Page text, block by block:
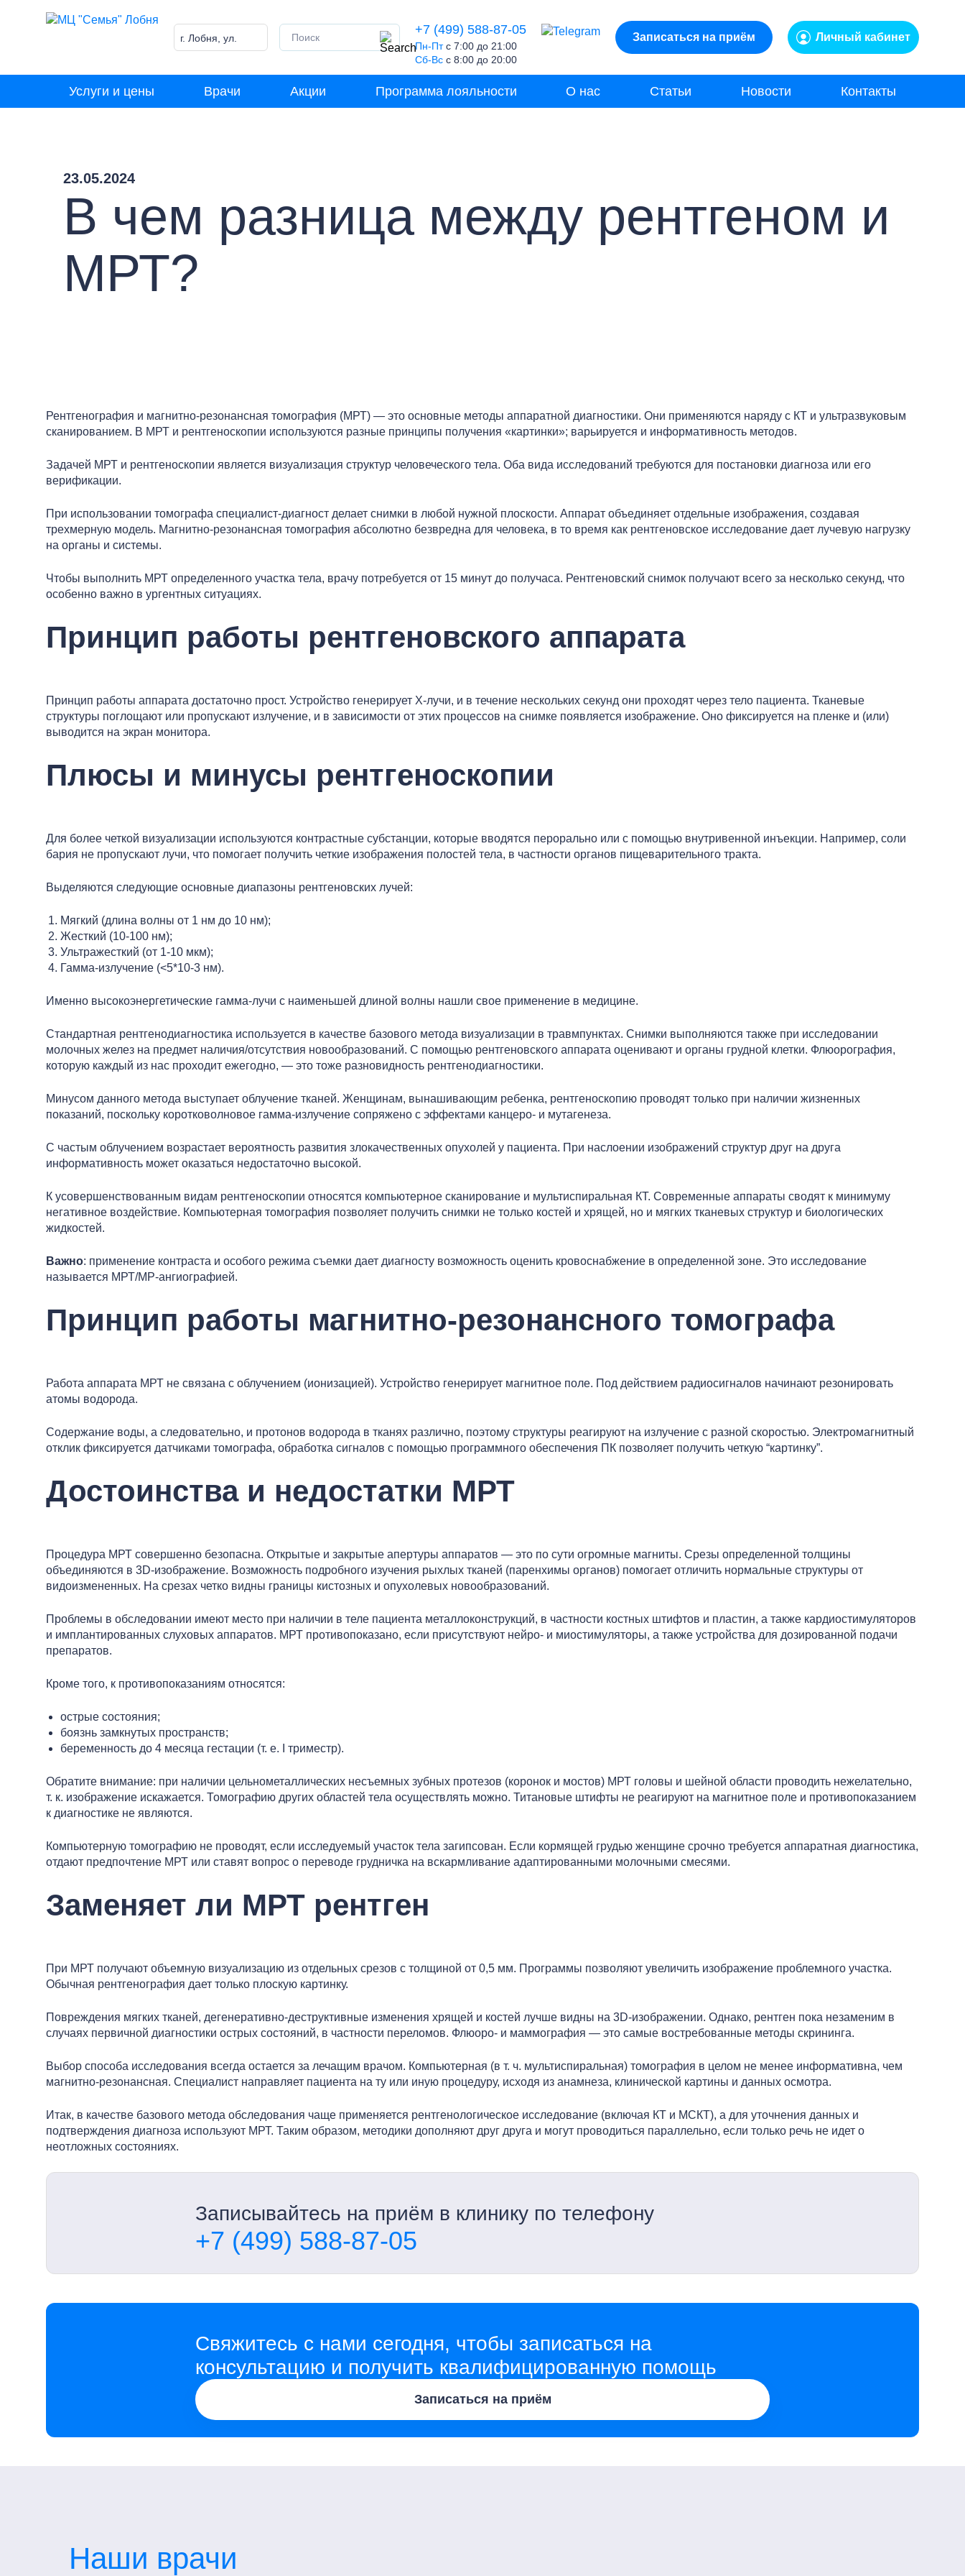
г. Лобня, ул.
Победы, 18
+7 (499) 588-87-05
Пн-Птс 7:00 до 21:00
Сб-Вс с 8:00 до 20:00
Записаться на приём Личный кабинет
Услуги и цены Врачи Акции Программа лояльности О нас Статьи Новости Контакты
23.05.2024
В чем разница между рентгеном и
МРТ?
Рентгенография и магнитно-резонансная томография (МРТ) — это основные методы аппаратной диагностики. Они применяются наряду с КТ и ультразвуковым
сканированием. В МРТ и рентгеноскопии используются разные принципы получения «картинки»; варьируется и информативность методов.
Задачей МРТ и рентгеноскопии является визуализация структур человеческого тела. Оба вида исследований требуются для постановки диагноза или его
верификации.
При использовании томографа специалист-диагност делает снимки в любой нужной плоскости. Аппарат объединяет отдельные изображения, создавая
трехмерную модель. Магнитно-резонансная томография абсолютно безвредна для человека, в то время как рентгеновское исследование дает лучевую нагрузку
на органы и системы.
Чтобы выполнить МРТ определенного участка тела, врачу потребуется от 15 минут до получаса. Рентгеновский снимок получают всего за несколько секунд, что
особенно важно в ургентных ситуациях.
Принцип работы рентгеновского аппарата
Принцип работы аппарата достаточно прост. Устройство генерирует Х-лучи, и в течение нескольких секунд они проходят через тело пациента. Тканевые
структуры поглощают или пропускают излучение, и в зависимости от этих процессов на снимке появляется изображение. Оно фиксируется на пленке и (или)
выводится на экран монитора.
Плюсы и минусы рентгеноскопии
Для более четкой визуализации используются контрастные субстанции, которые вводятся перорально или с помощью внутривенной инъекции. Например, соли
бария не пропускают лучи, что помогает получить четкие изображения полостей тела, в частности органов пищеварительного тракта.
Выделяются следующие основные диапазоны рентгеновских лучей:
Мягкий (длина волны от 1 нм до 10 нм);
Жесткий (10-100 нм);
Ультражесткий (от 1-10 мкм);
Гамма-излучение (<5*10-3 нм).
Именно высокоэнергетические гамма-лучи с наименьшей длиной волны нашли свое применение в медицине.
Стандартная рентгенодиагностика используется в качестве базового метода визуализации в травмпунктах. Снимки выполняются также при исследовании
молочных желез на предмет наличия/отсутствия новообразований. С помощью рентгеновского аппарата оценивают и органы грудной клетки. Флюорография,
которую каждый из нас проходит ежегодно, — это тоже разновидность рентгенодиагностики.
Минусом данного метода выступает облучение тканей. Женщинам, вынашивающим ребенка, рентгеноскопию проводят только при наличии жизненных
показаний, поскольку коротковолновое гамма-излучение сопряжено с эффектами канцеро- и мутагенеза.
С частым облучением возрастает вероятность развития злокачественных опухолей у пациента. При наслоении изображений структур друг на друга
информативность может оказаться недостаточно высокой.
К усовершенствованным видам рентгеноскопии относятся компьютерное сканирование и мультиспиральная КТ. Современные аппараты сводят к минимуму
негативное воздействие. Компьютерная томография позволяет получить снимки не только костей и хрящей, но и мягких тканевых структур и биологических
жидкостей.
Важно: применение контраста и особого режима съемки дает диагносту возможность оценить кровоснабжение в определенной зоне. Это исследование
называется МРТ/МР-ангиографией.
Принцип работы магнитно-резонансного томографа
Работа аппарата МРТ не связана с облучением (ионизацией). Устройство генерирует магнитное поле. Под действием радиосигналов начинают резонировать
атомы водорода.
Содержание воды, а следовательно, и протонов водорода в тканях различно, поэтому структуры реагируют на излучение с разной скоростью. Электромагнитный
отклик фиксируется датчиками томографа, обработка сигналов с помощью программного обеспечения ПК позволяет получить четкую “картинку”.
Достоинства и недостатки МРТ
Процедура МРТ совершенно безопасна. Открытые и закрытые апертуры аппаратов — это по сути огромные магниты. Срезы определенной толщины
объединяются в 3D-изображение. Возможность подробного изучения рыхлых тканей (паренхимы органов) помогает отличить нормальные структуры от
видоизмененных. На срезах четко видны границы кистозных и опухолевых новообразований.
Проблемы в обследовании имеют место при наличии в теле пациента металлоконструкций, в частности костных штифтов и пластин, а также кардиостимуляторов
и имплантированных слуховых аппаратов. МРТ противопоказано, если присутствуют нейро- и миостимуляторы, а также устройства для дозированной подачи
препаратов.
Кроме того, к противопоказаниям относятся:
острые состояния;
боязнь замкнутых пространств;
беременность до 4 месяца гестации (т. е. I триместр).
Обратите внимание: при наличии цельнометаллических несъемных зубных протезов (коронок и мостов) МРТ головы и шейной области проводить нежелательно,
т. к. изображение искажается. Томографию других областей тела осуществлять можно. Титановые штифты не реагируют на магнитное поле и противопоказанием
к диагностике не являются.
Компьютерную томографию не проводят, если исследуемый участок тела загипсован. Если кормящей грудью женщине срочно требуется аппаратная диагностика,
отдают предпочтение МРТ или ставят вопрос о переводе грудничка на вскармливание адаптированными молочными смесями.
Заменяет ли МРТ рентген
При МРТ получают объемную визуализацию из отдельных срезов с толщиной от 0,5 мм. Программы позволяют увеличить изображение проблемного участка.
Обычная рентгенография дает только плоскую картинку.
Повреждения мягких тканей, дегенеративно-деструктивные изменения хрящей и костей лучше видны на 3D-изображении. Однако, рентген пока незаменим в
случаях первичной диагностики острых состояний, в частности переломов. Флюоро- и маммография — это самые востребованные методы скрининга.
Выбор способа исследования всегда остается за лечащим врачом. Компьютерная (в т. ч. мультиспиральная) томография в целом не менее информативна, чем
магнитно-резонансная. Специалист направляет пациента на ту или иную процедуру, исходя из анамнеза, клинической картины и данных осмотра.
Итак, в качестве базового метода обследования чаще применяется рентгенологическое исследование (включая КТ и МСКТ), а для уточнения данных и
подтверждения диагноза используют МРТ. Таким образом, методики дополняют друг друга и могут проводиться параллельно, если только речь не идет о
неотложных состояниях.
Записывайтесь на приём в клинику по телефону
+7 (499) 588-87-05
Свяжитесь с нами сегодня, чтобы записаться на
консультацию и получить квалифицированную помощь
Записаться на приём
Наши врачи